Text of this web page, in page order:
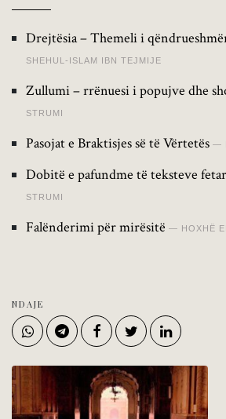
Drejtësia – Themeli i
SHEHUL-ISLAM IBN TEJMIJE
Zullumi – rrënuesi i popujve dhe
STRUMI
Pasojat e Braktisjes së të Vërtetës
Dobitë e pafundme të teksteve
STRUMI
Falënderimi për mirësitë HOXHË
NDAJE